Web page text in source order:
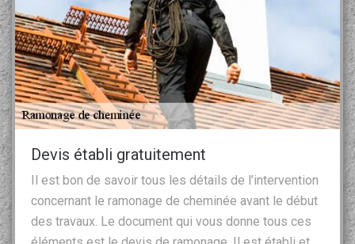
Devis établi gratuitement
Il est bon de savoir tous les détails de l’intervention
concernant le ramonage de cheminée avant le début
des travaux. Le document qui vous donne tous ces